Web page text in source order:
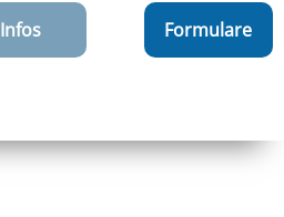
Infos Formulare